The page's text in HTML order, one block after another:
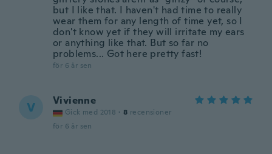
but I like that. I haven't had time to really
wear them for any length of time yet, so I
don't know yet if they will irritate my ears
or anything like that. But so far no
problems... Got here pretty fast!
för 6 år sen
V Vivienne
Gick med 2018 · 8 recensioner
för 6 år sen